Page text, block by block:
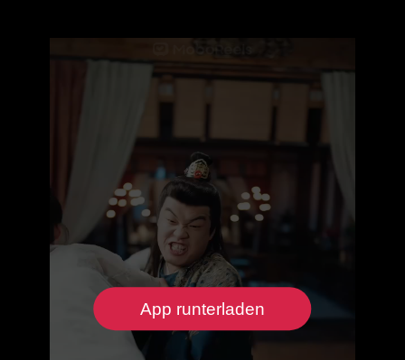
App runterladen